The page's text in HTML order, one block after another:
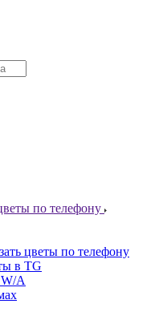
по телефону
цветы по телефону
в TG
W/A